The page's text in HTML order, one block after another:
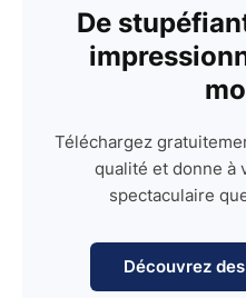
De
Téléchargez
qualité et donne à
spectaculaire
Découvrez